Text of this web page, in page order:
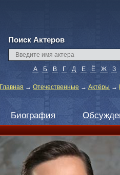
Поиск Актеров
А Б В Г Д Е Ё Ж З
Главная → Отечественные → Актёры →
Биография